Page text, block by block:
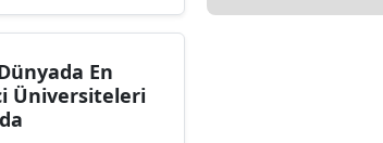
En
Üniversiteleri